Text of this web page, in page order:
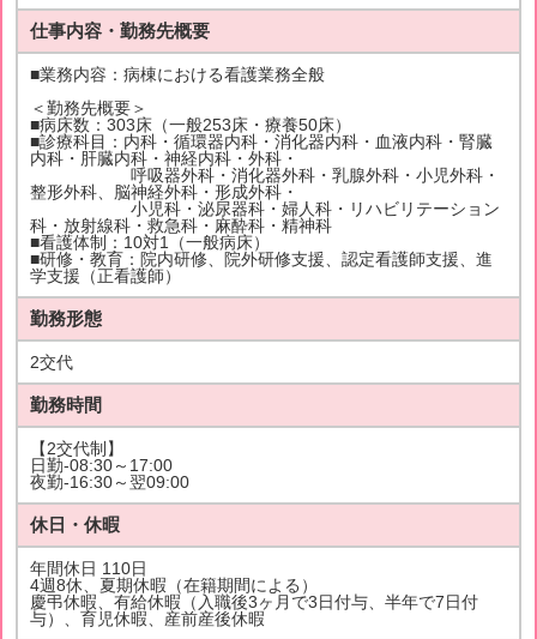
仕事内容・勤務先概要
■業務内容：病棟における看護業務全般
＜勤務先概要＞
■病床数：303床（一般253床・療養50床）
■診療科目：内科・循環器内科・消化器内科・血液内科・腎臓
内科・肝臓内科・神経内科・外科・
呼吸器外科・消化器外科・乳腺外科・小児外科・
整形外科、脳神経外科・形成外科・
小児科・泌尿器科・婦人科・リハビリテーション
科・放射線科・救急科・麻酔科・精神科
■看護体制：10対1（一般病床）
■研修・教育：院内研修、院外研修支援、認定看護師支援、進
学支援（正看護師）
勤務形態
2交代
勤務時間
【2交代制】
日勤-08:30～17:00
夜勤-16:30～翌09:00
休日・休暇
年間休日 110日
4週8休、夏期休暇（在籍期間による）
慶弔休暇、有給休暇（入職後3ヶ月で3日付与、半年で7日付
与）、育児休暇、産前産後休暇